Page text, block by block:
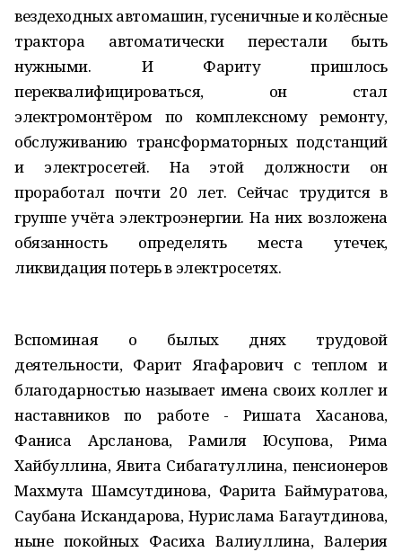
вездеходных автомашин, гусеничные и колёсные
трактора автоматически перестали быть
нужными. И Фариту пришлось
переквалифицироваться, он стал
электромонтёром по комплексному ремонту,
обслуживанию трансформаторных подстанций
и электросетей. На этой должности он
проработал почти 20 лет. Сейчас трудится в
группе учёта электроэнергии. На них возложена
обязанность определять места утечек,
ликвидация потерь в электросетях.
Вспоминая о былых днях трудовой
деятельности, Фарит Ягафарович с теплом и
благодарностью называет имена своих коллег и
наставников по работе - Ришата Хасанова,
Фаниса Арсланова, Рамиля Юсупова, Рима
Хайбуллина, Явита Сибагатуллина, пенсионеров
Махмута Шамсутдинова, Фарита Баймуратова,
Саубана Искандарова, Нурислама Багаутдинова,
ныне покойных Фасиха Валиуллина, Валерия